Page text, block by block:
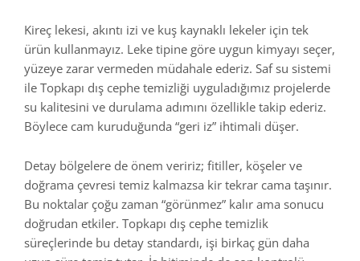
Kireç lekesi, akıntı izi ve kuş kaynaklı lekeler için tek
ürün kullanmayız. Leke tipine göre uygun kimyayı seçer,
yüzeye zarar vermeden müdahale ederiz. Saf su sistemi
ile Topkapı dış cephe temizliği uyguladığımız projelerde
su kalitesini ve durulama adımını özellikle takip ederiz.
Böylece cam kuruduğunda “geri iz” ihtimali düşer.
Detay bölgelere de önem veririz; fitiller, köşeler ve
doğrama çevresi temiz kalmazsa kir tekrar cama taşınır.
Bu noktalar çoğu zaman “görünmez” kalır ama sonucu
doğrudan etkiler. Topkapı dış cephe temizlik
süreçlerinde bu detay standardı, işi birkaç gün daha